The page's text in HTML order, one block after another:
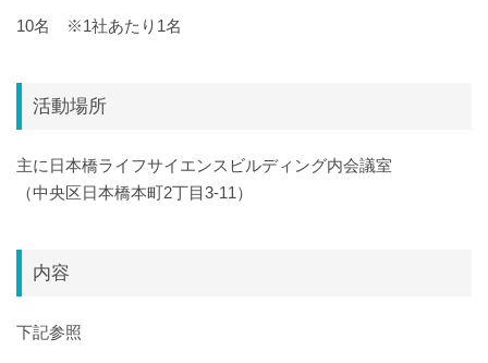
10名 ※1社あたり1名
活動場所
主に日本橋ライフサイエンスビルディング内会議室
（中央区日本橋本町2丁目3-11）
内容
下記参照